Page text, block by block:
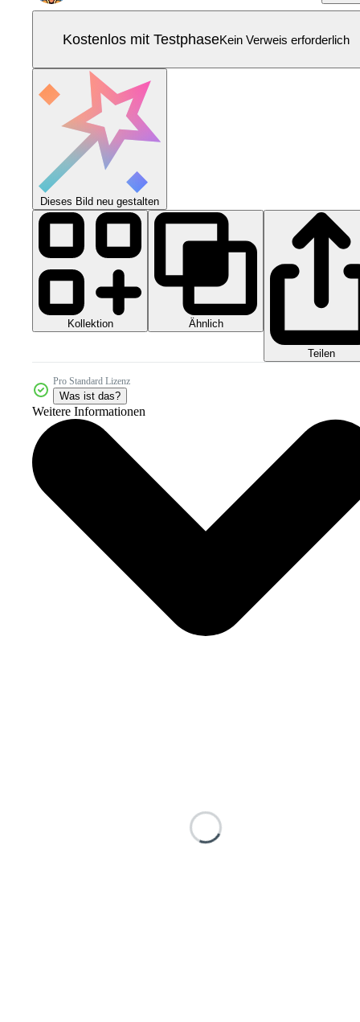
Kostenlos mit TestphaseKein Verweis erforderlich
Dieses Bild neu gestalten
Kollektion Ähnlich
Teilen
Pro Standard Lizenz
Was ist das?
Weitere Informationen